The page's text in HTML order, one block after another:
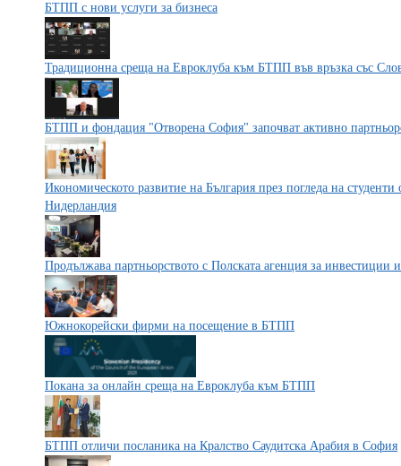
БТПП с нови услуги за бизнеса
Традиционна среща на Евроклуба към БТПП във връзка със
БТПП и фондация "Отворена София" започват активно
Икономическото развитие на България през погледа на
Нидерландия
Продължава партньорството с Полската агенция за инвестиции
Южнокорейски фирми на посещение в БТПП
Покана за онлайн среща на Евроклуба към БТПП
БТПП отличи посланика на Кралство Саудитска Арабия в София